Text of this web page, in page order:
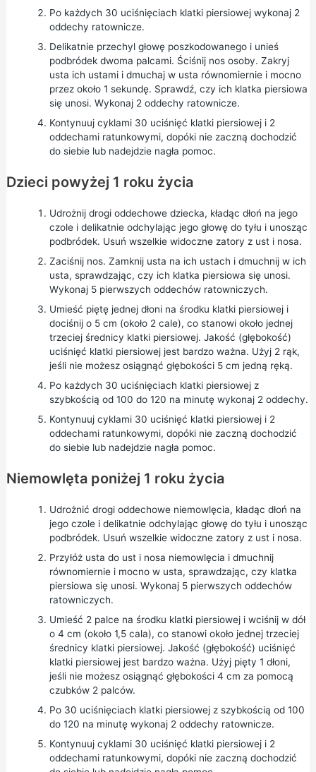
Po każdych 30 uciśnięciach klatki piersiowej wykonaj 2
oddechy ratownicze.
Delikatnie przechyl głowę poszkodowanego i unieś
podbródek dwoma palcami. Ściśnij nos osoby. Zakryj
usta ich ustami i dmuchaj w usta równomiernie i mocno
przez około 1 sekundę. Sprawdź, czy ich klatka piersiowa
się unosi. Wykonaj 2 oddechy ratownicze.
Kontynuuj cyklami 30 uciśnięć klatki piersiowej i 2
oddechami ratunkowymi, dopóki nie zaczną dochodzić
do siebie lub nadejdzie nagła pomoc.
Dzieci powyżej 1 roku życia
Udrożnij drogi oddechowe dziecka, kładąc dłoń na jego
czole i delikatnie odchylając jego głowę do tyłu i unosząc
podbródek. Usuń wszelkie widoczne zatory z ust i nosa.
Zaciśnij nos. Zamknij usta na ich ustach i dmuchnij w ich
usta, sprawdzając, czy ich klatka piersiowa się unosi.
Wykonaj 5 pierwszych oddechów ratowniczych.
Umieść piętę jednej dłoni na środku klatki piersiowej i
dociśnij o 5 cm (około 2 cale), co stanowi około jednej
trzeciej średnicy klatki piersiowej. Jakość (głębokość)
uciśnięć klatki piersiowej jest bardzo ważna. Użyj 2 rąk,
jeśli nie możesz osiągnąć głębokości 5 cm jedną ręką.
Po każdych 30 uciśnięciach klatki piersiowej z
szybkością od 100 do 120 na minutę wykonaj 2 oddechy.
Kontynuuj cyklami 30 uciśnięć klatki piersiowej i 2
oddechami ratunkowymi, dopóki nie zaczną dochodzić
do siebie lub nadejdzie nagła pomoc.
Niemowlęta poniżej 1 roku życia
Udrożnić drogi oddechowe niemowlęcia, kładąc dłoń na
jego czole i delikatnie odchylając głowę do tyłu i unosząc
podbródek. Usuń wszelkie widoczne zatory z ust i nosa.
Przyłóż usta do ust i nosa niemowlęcia i dmuchnij
równomiernie i mocno w usta, sprawdzając, czy klatka
piersiowa się unosi. Wykonaj 5 pierwszych oddechów
ratowniczych.
Umieść 2 palce na środku klatki piersiowej i wciśnij w dół
o 4 cm (około 1,5 cala), co stanowi około jednej trzeciej
średnicy klatki piersiowej. Jakość (głębokość) uciśnięć
klatki piersiowej jest bardzo ważna. Użyj pięty 1 dłoni,
jeśli nie możesz osiągnąć głębokości 4 cm za pomocą
czubków 2 palców.
Po 30 uciśnięciach klatki piersiowej z szybkością od 100
do 120 na minutę wykonaj 2 oddechy ratownicze.
Kontynuuj cyklami 30 uciśnięć klatki piersiowej i 2
oddechami ratunkowymi, dopóki nie zaczną dochodzić